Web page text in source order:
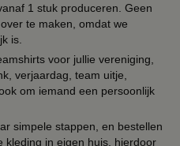
1 stuk produceren. Geen
te maken, omdat we
is.
voor jullie vereniging,
verjaardag, team uitje,
om iemand een persoonlijk
simpele stappen, en bestellen
kleding in eigen huis, hierdoor